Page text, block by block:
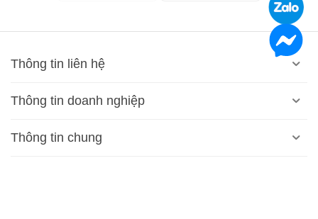
Thông tin liên hệ
Thông tin doanh nghiệp
Thông tin chung